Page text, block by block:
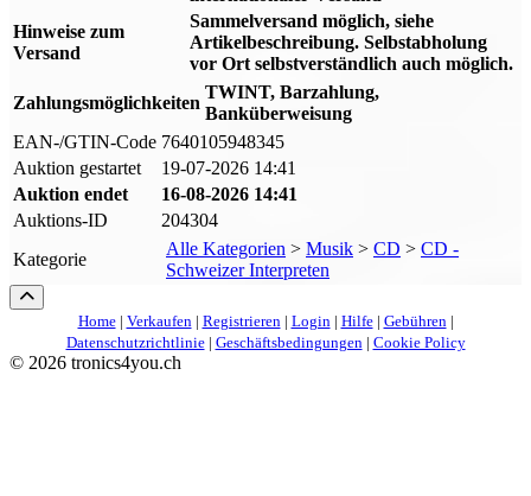
Hinweise zum
Versand
Sammelversand möglich, siehe
Artikelbeschreibung. Selbstabholung
vor Ort selbstverständlich auch möglich.
Zahlungsmöglichkeiten
TWINT, Barzahlung,
Banküberweisung
EAN-/GTIN-Code 7640105948345
Auktion gestartet
19-07-2026 14:41
Auktion endet
16-08-2026 14:41
Auktions-ID
204304
Kategorie
Alle Kategorien > Musik > CD > CD -
Schweizer Interpreten
Home| Verkaufen| Registrieren| Login| Hilfe| Gebühren|
Datenschutzrichtlinie| Geschäftsbedingungen| Cookie Policy
© 2026 tronics4you.ch